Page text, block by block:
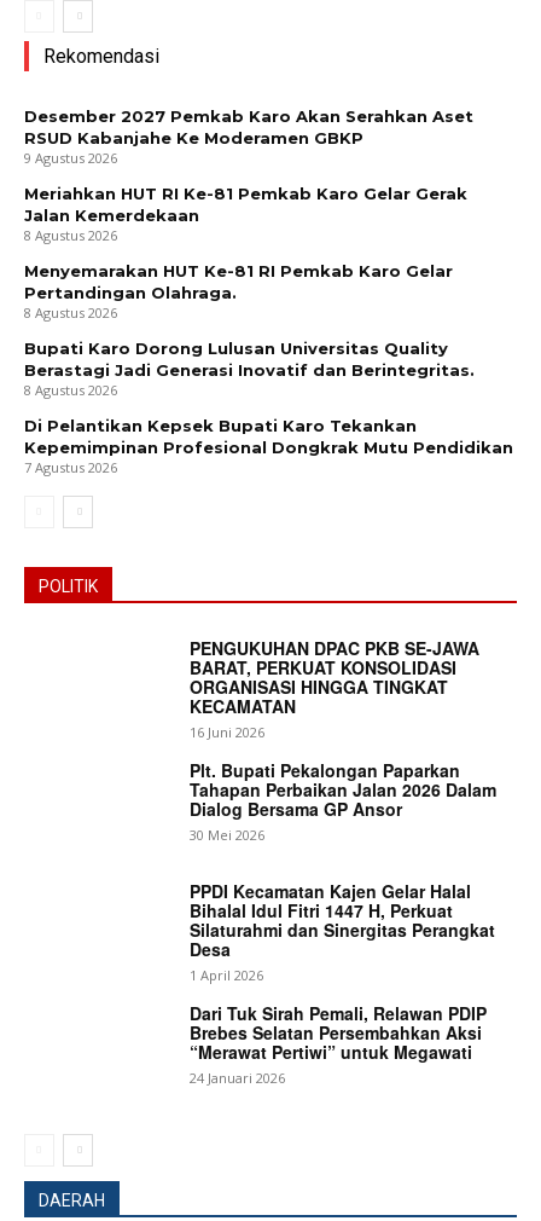
Rekomendasi
Desember 2027 Pemkab Karo Akan Serahkan Aset
RSUD Kabanjahe Ke Moderamen GBKP
9 Agustus 2026
Meriahkan HUT RI Ke-81 Pemkab Karo Gelar Gerak
Jalan Kemerdekaan
8 Agustus 2026
Menyemarakan HUT Ke-81 RI Pemkab Karo Gelar
Pertandingan Olahraga.
8 Agustus 2026
Bupati Karo Dorong Lulusan Universitas Quality
Berastagi Jadi Generasi Inovatif dan Berintegritas.
8 Agustus 2026
Di Pelantikan Kepsek Bupati Karo Tekankan
Kepemimpinan Profesional Dongkrak Mutu Pendidikan
7 Agustus 2026
POLITIK
PENGUKUHAN DPAC PKB SE-JAWA
BARAT, PERKUAT KONSOLIDASI
ORGANISASI HINGGA TINGKAT
KECAMATAN
16 Juni 2026
Plt. Bupati Pekalongan Paparkan
Tahapan Perbaikan Jalan 2026 Dalam
Dialog Bersama GP Ansor
30 Mei 2026
PPDI Kecamatan Kajen Gelar Halal
Bihalal Idul Fitri 1447 H, Perkuat
Silaturahmi dan Sinergitas Perangkat
Desa
1 April 2026
Dari Tuk Sirah Pemali, Relawan PDIP
Brebes Selatan Persembahkan Aksi
“Merawat Pertiwi” untuk Megawati
24 Januari 2026
DAERAH